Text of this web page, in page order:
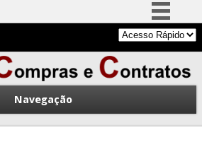
Simplifique!
Comunica BR
Participe
Acesso à informação
Legislação
Navegação